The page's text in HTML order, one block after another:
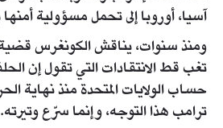
آسيا، أوروبا إلى تحمل مسؤولية
ومنذ سنوات، يناقش الكونغرس قضية
تغب قط الانتقادات التي تقول إن
حساب الولايات المتحدة منذ نهاية
ترامب هذا التوجه، وإنما سرّع وتيرته.